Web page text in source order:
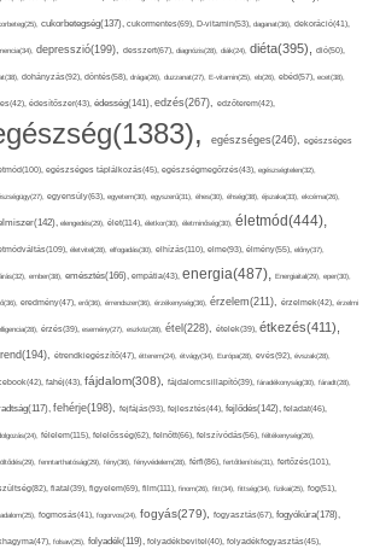
cukorbetegség(137), cukormentes(69), D-vitamin(53), daganat(36), dekoráció(41),
depresszió(199), desszert(67), diagnózis(28), diák(24), diéta(395), dió(50),
dohányzás(92), döntés(58), drága(26), duzzanat(27), E-vitamin(25), eb(26), ebéd(57), ecet(38),
édesítőszer(43), édesség(141), edzés(267), edzőterem(42),
egészséges(246), egészséges
egészséges táplálkozás(45), egészségmegőrzés(43), egészségtelen(32),
egyensúly(63), egyetem(30), egyszerű(31), éhes(30), éhség(38), éjszaka(33), ekcéma(26),
elengedés(29), élet(114), életkor(30), életminőség(30), életmód(444),
életvitel(28), elfogadás(30), elhízás(110), elme(93), élmény(55), előny(37),
ember(38), emésztés(166), empátia(43), energia(487), Energiaital(29), eper(30),
eredmény(47), erő(36), érrendszer(36), érzékenység(36), érzelem(211), érzelmek(42), érzelmi
érzés(39), esemény(27), eszköz(28), étel(228), ételek(39), étkezés(411),
étrendkiegészítő(47), étterem(24), étvágy(34), Európa(28), evés(92), évszak(28),
fahéj(43), fájdalom(308), fájdalomcsillapító(39), fáradékonyság(30), fáradt(28),
fehérje(198), fejfájás(93), fejlesztés(44), fejlődés(142), feladat(46),
félelem(115), felelősség(62), felnőtt(66), felszívódás(56), féltékenység(26),
fenntarthatóság(29), fény(36), fényvédelem(28), férfi(86), fertőtlenítés(31), fertőzés(101),
fiatal(39), figyelem(69), film(111), finom(26), fitt(34), fittség(34), fizikai(25), fog(51),
fogmosás(41), fogorvos(24), fogyás(279), fogyasztás(67), fogyókúra(178),
folsav(25), folyadék(119), folyadékbevitel(40), folyadékfogyasztás(45),